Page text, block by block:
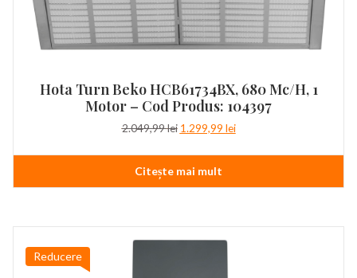
Hota Turn Beko HCB61734BX, 680 Mc/h, 1
Motor – Cod Produs: 104397
2.049,99lei Prețul
a
fost:
2.049,99 lei.
1.299,99 leiPrețul
este:
Citește mai mult
Reducere